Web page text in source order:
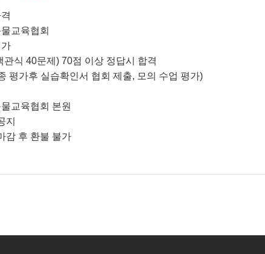
교육협회
관식 40문제) 70점 이상 정답시 합격
평가후 실습확인서 협회 제출, 모의 수업 평가)
교육협회 본원
지
감 후 환불 불가